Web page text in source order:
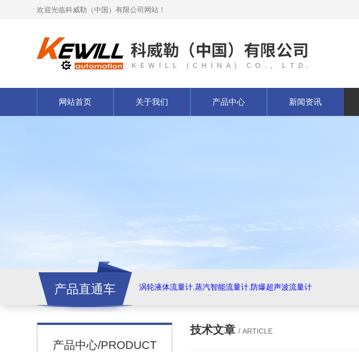
欢迎光临科威勒（中国）有限公司网站！
网站首页 关于我们 产品中心 新闻资讯
产品直通车 涡轮液体流量计,蒸汽智能流量计,防爆超声波流量计
产品中心/PRODUCT
技术文章 / ARTICLE